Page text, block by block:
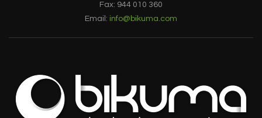
Fax: 944 010 360
Email: info@bikuma.com